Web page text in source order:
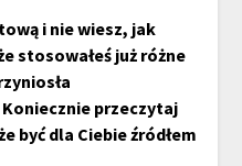
i nie wiesz, jak
stosowałeś już różne
przeczytaj
być dla Ciebie źródłem